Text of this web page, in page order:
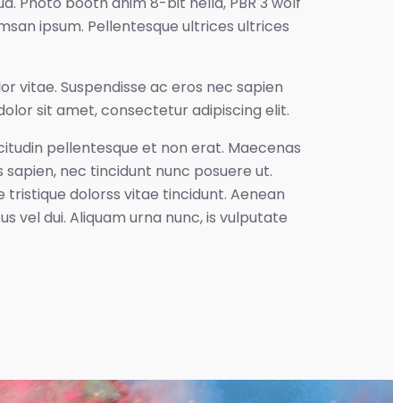
ipsum. Pellentesque ultrices ultrices
vitae. Suspendisse ac eros nec sapien
sit amet, consectetur adipiscing elit.
pellentesque et non erat. Maecenas
nec tincidunt nunc posuere ut.
tristique dolorss vitae tincidunt. Aenean
vel dui. Aliquam urna nunc, is vulputate